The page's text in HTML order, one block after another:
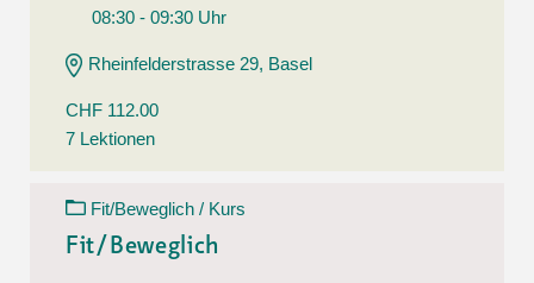
08:30 - 09:30 Uhr
Rheinfelderstrasse 29, Basel
CHF 112.00
7 Lektionen
Fit/Beweglich / Kurs
Fit/Beweglich